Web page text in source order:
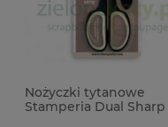
Nożyczki tytanowe
Stamperia Dual Sharp